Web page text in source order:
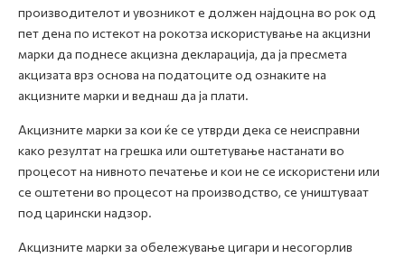
производителот и увозникот е должен најдоцна во рок од
пет дена по истекот на рокотза искористување на акцизни
марки да поднесе акцизна декларација, да ја пресмета
акцизата врз основа на податоците од ознаките на
акцизните марки и веднаш да ја плати.
Акцизните марки за кои ќе се утврди дека се неисправни
како резултат на грешка или оштетување настанати во
процесот на нивното печатење и кои не се искористени или
се оштетени во процесот на производство, се уништуваат
под царински надзор.
Акцизните марки за обележување цигари и несогорлив